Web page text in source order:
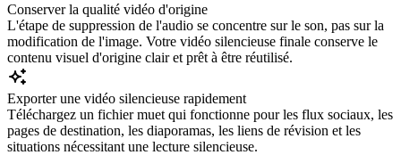
Conserver la qualité vidéo d'origine
L'étape de suppression de l'audio se concentre sur le son, pas sur la
modification de l'image. Votre vidéo silencieuse finale conserve le
contenu visuel d'origine clair et prêt à être réutilisé.
Exporter une vidéo silencieuse rapidement
Téléchargez un fichier muet qui fonctionne pour les flux sociaux, les
pages de destination, les diaporamas, les liens de révision et les
situations nécessitant une lecture silencieuse.